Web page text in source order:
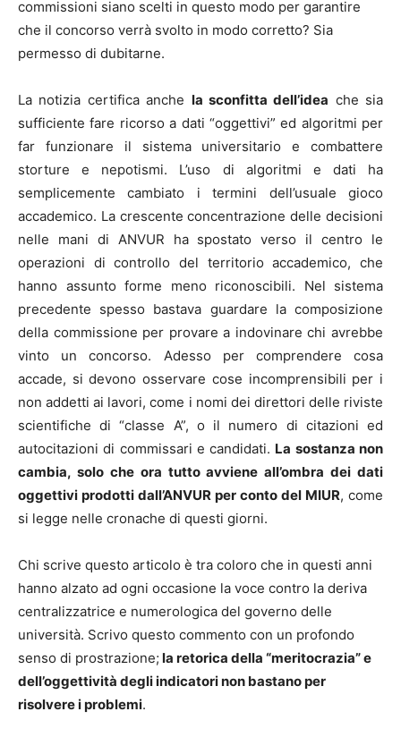
commissioni siano scelti in questo modo per garantire
che il concorso verrà svolto in modo corretto? Sia
permesso di dubitarne.
La notizia certifica anche la sconfitta dell’idea che sia
sufficiente fare ricorso a dati “oggettivi” ed algoritmi per
far funzionare il sistema universitario e combattere
storture e nepotismi. L’uso di algoritmi e dati ha
semplicemente cambiato i termini dell’usuale gioco
accademico. La crescente concentrazione delle decisioni
nelle mani di ANVUR ha spostato verso il centro le
operazioni di controllo del territorio accademico, che
hanno assunto forme meno riconoscibili. Nel sistema
precedente spesso bastava guardare la composizione
della commissione per provare a indovinare chi avrebbe
vinto un concorso. Adesso per comprendere cosa
accade, si devono osservare cose incomprensibili per i
non addetti ai lavori, come i nomi dei direttori delle riviste
scientifiche di “classe A”, o il numero di citazioni ed
autocitazioni di commissari e candidati. La sostanza non
cambia, solo che ora tutto avviene all’ombra dei dati
oggettivi prodotti dall’ANVUR per conto del MIUR, come
si legge nelle cronache di questi giorni.
Chi scrive questo articolo è tra coloro che in questi anni
hanno alzato ad ogni occasione la voce contro la deriva
centralizzatrice e numerologica del governo delle
università. Scrivo questo commento con un profondo
senso di prostrazione; la retorica della “meritocrazia” e
dell’oggettività degli indicatori non bastano per
risolvere i problemi.